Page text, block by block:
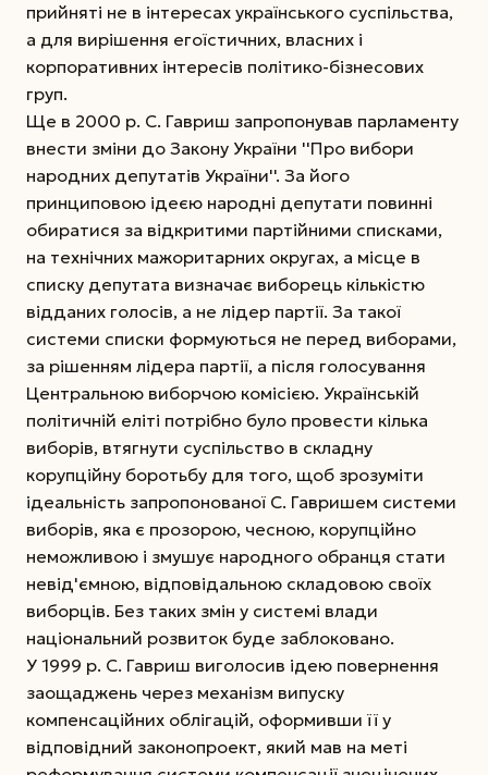
прийняті не в інтересах українського суспільства,
а для вирішення егоїстичних, власних і
корпоративних інтересів політико-бізнесових
груп.
Ще в 2000 р. С. Гавриш запропонував парламенту
внести зміни до Закону України ''Про вибори
народних депутатів України''. За його
принциповою ідеєю народні депутати повинні
обиратися за відкритими партійними списками,
на технічних мажоритарних округах, а місце в
списку депутата визначає виборець кількістю
відданих голосів, а не лідер партії. За такої
системи списки формуються не перед виборами,
за рішенням лідера партії, а після голосування
Центральною виборчою комісією. Українській
політичній еліті потрібно було провести кілька
виборів, втягнути суспільство в складну
корупційну боротьбу для того, щоб зрозуміти
ідеальність запропонованої С. Гавришем системи
виборів, яка є прозорою, чесною, корупційно
неможливою і змушує народного обранця стати
невід'ємною, відповідальною складовою своїх
виборців. Без таких змін у системі влади
національний розвиток буде заблоковано.
У 1999 р. С. Гавриш виголосив ідею повернення
заощаджень через механізм випуску
компенсаційних облігацій, оформивши її у
відповідний законопроект, який мав на меті